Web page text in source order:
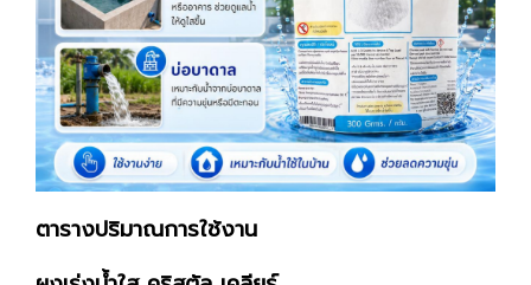
ตารางปริมาณการใช้งาน